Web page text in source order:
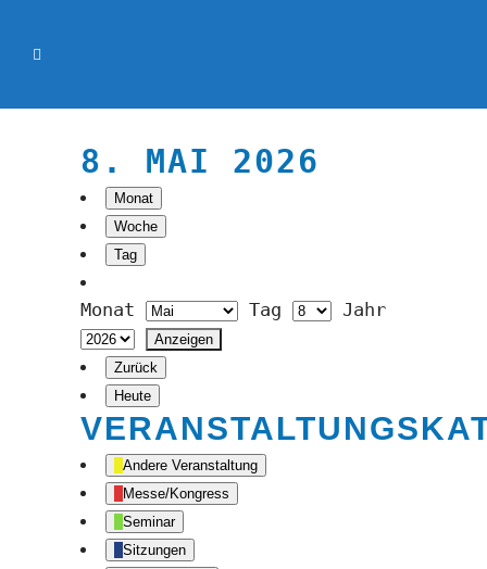
8. MAI 2026
Monat
Woche
Tag
Monat Tag Jahr
Zurück
Heute
Andere Veranstaltung
Messe/Kongress
Seminar
Sitzungen